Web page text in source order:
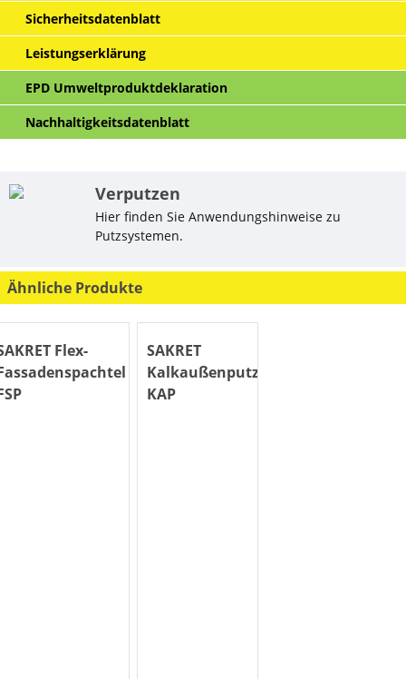
Sicherheitsdatenblatt
Leistungserklärung
EPD Umweltproduktdeklaration
Nachhaltigkeitsdatenblatt
Verputzen
Hier finden Sie Anwendungshinweise zu
Putzsystemen.
Ähnliche Produkte
Flex-
SAKRET
Kalkaußenputz
KAP